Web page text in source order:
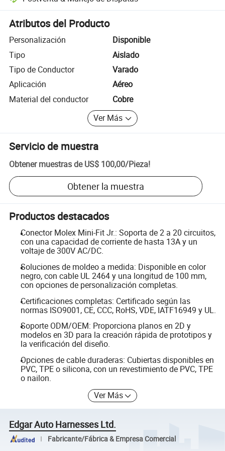
Resolución de disputas asistida por la plataforma, incluyendo
Atributos del Producto
Personalización
Disponible
Tipo
Aislado
Tipo de Conductor
Varado
Aplicación
Aéreo
Material del conductor
Cobre
Ver Más
Servicio de muestra
Obtener muestras de US$ 100,00/Pieza!
Obtener la muestra
Productos destacados
Conector Molex Mini-Fit Jr.: Soporta de 2 a 20 circuitos,
con una capacidad de corriente de hasta 13A y un
voltaje de 300V AC/DC.
Soluciones de moldeo a medida: Disponible en color
negro, con cable UL 2464 y una longitud de 100 mm,
con opciones de personalización completas.
Certificaciones completas: Certificado según las
normas ISO9001, CE, CCC, RoHS, VDE, IATF16949 y UL.
Soporte ODM/OEM: Proporciona planos en 2D y
modelos en 3D para la creación rápida de prototipos y
la verificación del diseño.
Opciones de cable duraderas: Cubiertas disponibles en
PVC, TPE o silicona, con un revestimiento de PVC, TPE
o nailon.
Ver Más
Edgar Auto Harnesses Ltd.
Fabricante/Fábrica & Empresa Comercial